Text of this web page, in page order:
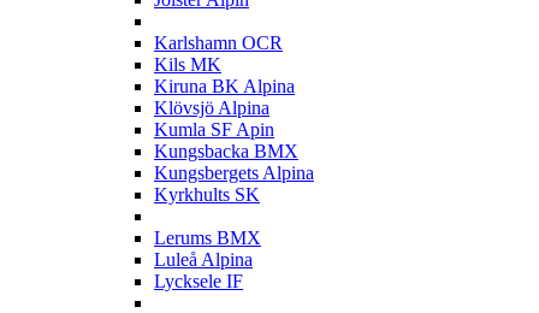
Karlshamn OCR
Kils MK
Kiruna BK Alpina
Klövsjö Alpina
Kumla SF Apin
Kungsbacka BMX
Kungsbergets Alpina
Kyrkhults SK
Lerums BMX
Luleå Alpina
Lycksele IF